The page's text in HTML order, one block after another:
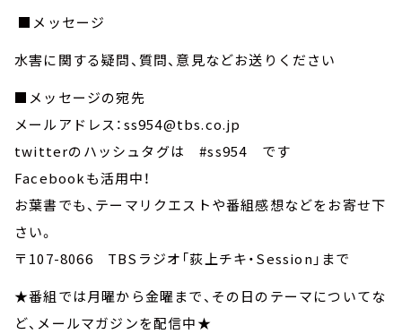
■メッセージ
水害に関する疑問、質問、意見などお送りください
■メッセージの宛先
メールアドレス：ss954@tbs.co.jp
twitterのハッシュタグは #ss954 です
Facebookも活用中！
お葉書でも、テーマリクエストや番組感想などをお寄せ下
さい。
〒107-8066 TBSラジオ「荻上チキ・Session」まで
★番組では月曜から金曜まで、その日のテーマについてな
ど、メールマガジンを配信中★